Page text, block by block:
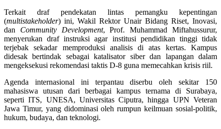
Terkait draf pendekatan lintas pemangku kepentingan
(multistakeholder) ini, Wakil Rektor Unair Bidang Riset, Inovasi,
dan Community Development, Prof. Muhammad Miftahussurur,
menyerukan draf instruksi agar institusi pendidikan tinggi tidak
terjebak sekadar memproduksi analisis di atas kertas. Kampus
didesak bertindak sebagai katalisator siber dan lapangan dalam
mengeksekusi rekomendasi taktis D-8 guna memecahkan krisis riil.
Agenda internasional ini terpantau diserbu oleh sekitar 150
mahasiswa utusan dari berbagai kampus ternama di Surabaya,
seperti ITS, UNESA, Universitas Ciputra, hingga UPN Veteran
Jawa Timur, yang didominasi oleh rumpun keilmuan sosial-politik,
hukum, budaya, dan teknologi.